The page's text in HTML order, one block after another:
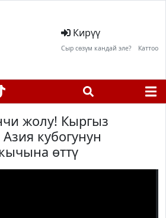
Кирүү
Сыр сөзүм кандай эле? Каттоо
жолу! Кыргыз
кубогунун
өттү